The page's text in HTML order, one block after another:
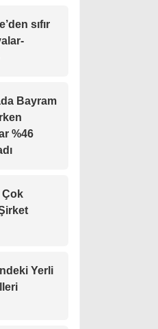
sıfır
Bayram
%46
Çok
Yerli